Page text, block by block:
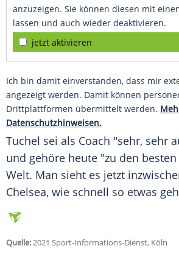
anzuzeigen. Sie können diesen mit
lassen und auch wieder deaktivieren.
jetzt aktivieren
Ich bin damit einverstanden, dass mir
angezeigt werden. Damit können
Drittplattformen übermittelt werden.
Datenschutzhinweisen.
Tuchel sei als Coach "sehr, sehr
und gehöre heute "zu den
Welt. Man sieht es jetzt
Chelsea, wie schnell so etwas
Quelle:2021 Sport-Informations-Dienst, Köln